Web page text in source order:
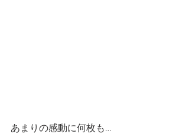
あまりの感動に何枚も…